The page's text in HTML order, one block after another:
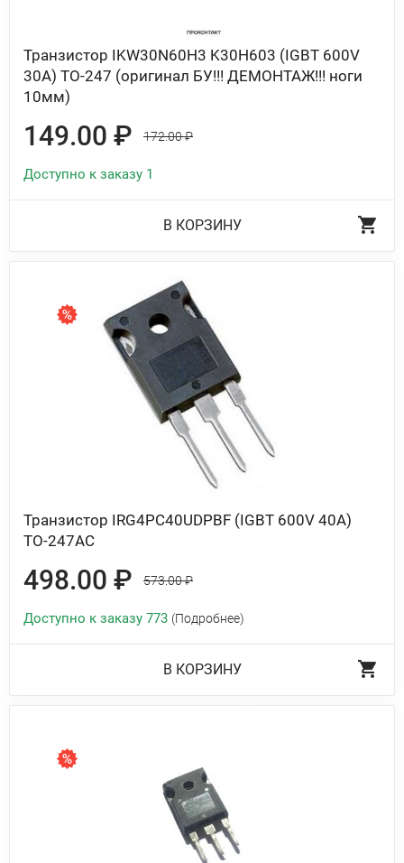
Транзистор IKW30N60H3 K30H603 (IGBT 600V
30A) TO-247 (оригинал БУ!!! ДЕМОНТАЖ!!! ноги
10мм)
149.00 ₽ 172.00 ₽
Доступно к заказу 1
В КОРЗИНУ
Транзистор IRG4PC40UDPBF (IGBT 600V 40A)
ТО-247АС
498.00 ₽ 573.00 ₽
Доступно к заказу 773 (Подробнее)
В КОРЗИНУ